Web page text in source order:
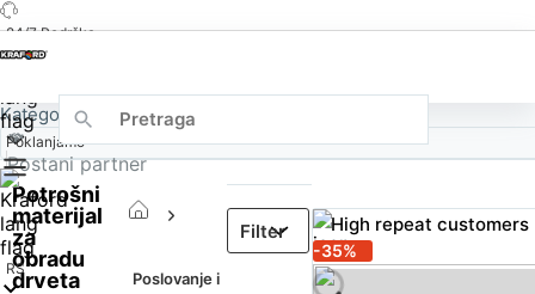
24/7 Podrška
Poklanjamo
RS
Kategorije
Postani partner
Potrošni
materijal
za
obradu
drveta
Poslovanje i
High repeat customers
Almost sold out
-35%